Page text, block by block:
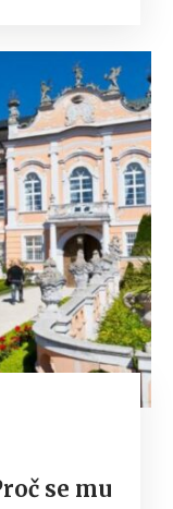
se mu